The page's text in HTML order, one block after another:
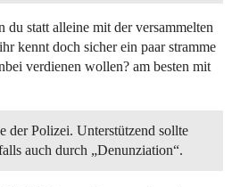
du statt alleine mit der versammelten
kennt doch sicher ein paar stramme
verdienen wollen? am besten mit
der Polizei. Unterstützend sollte
auch durch „Denunziation“.